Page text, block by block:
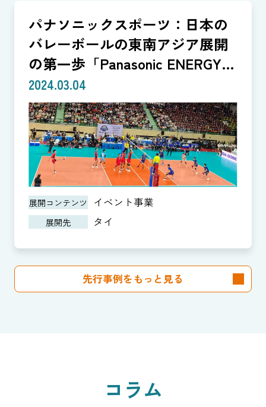
パナソニックスポーツ：日本の
バレーボールの東南アジア展開
の第一歩「Panasonic ENERGY
CUP」
2024.03.04
展開コンテンツ イベント事業
展開先 タイ
先行事例をもっと見る
コラム